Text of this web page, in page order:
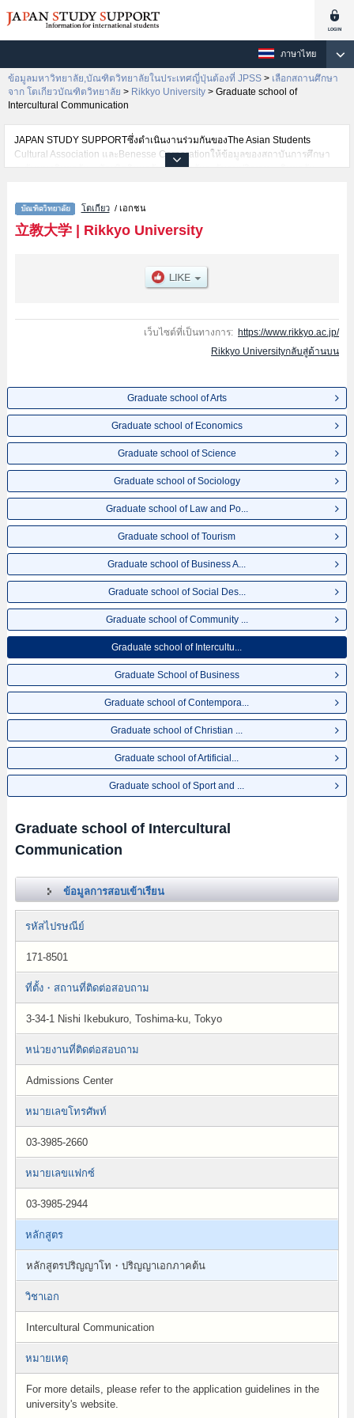
ภาษาไทย
ข้อมูลมหาวิทยาลัย,บัณฑิตวิทยาลัยในประเทศญี่ปุ่นต้องที่ JPSS > เลือกสถานศึกษา
จาก โตเกียวบัณฑิตวิทยาลัย > Rikkyo University > Graduate school of
Intercultural Communication
JAPAN STUDY SUPPORTซึ่งดำเนินงานร่วมกันของThe Asian Students
Cultural Association และBenesse Corporationให้ข้อมูลของสถาบันการศึกษา
ระดับมหาวิทยาลัย・บัณฑิตวิทยาลัย・วิทยาลัยระดับอนุปริญญา・วิทยาลัย
ชาติเช่นGraduate school of ArtsหรือGraduate school of
EconomicsหรือGraduate school of ScienceหรือGraduate school of
SociologyหรือGraduate school of Law and PoliticsหรือGraduate school of
of Social Design StudiesหรือGraduate school of Community and Human
ServicesหรือGraduate school of Intercultural CommunicationหรือGraduate
Artificial Intelligence and ScienceหรือGraduate school of Sport and
Wellness เป็นต้น,ข้อมูลของแต่ละสาขาวิจัย,ข้อมูลการสอบคัดเลือกเข้าศึกษาเช่น
จำนวนคนที่รับสมัครหรือจำนวนคนที่ผ่านการสอบคัดเลือกเป็นต้น,แนะนำสถาน
โตเกียว/ เอกชน
立教大学| Rikkyo University
เว็บไซต์ที่เป็นทางการ: https://www.rikkyo.ac.jp/
Rikkyo Universityกลับสู่ด้านบน
Graduate school of Arts
Graduate school of Economics
Graduate school of Science
Graduate school of Sociology
Graduate school of Law and Po...
Graduate school of Tourism
Graduate school of Business A...
Graduate school of Social Des...
Graduate school of Community ...
Graduate school of Intercultu...
Graduate School of Business
Graduate school of Contempora...
Graduate school of Christian ...
Graduate school of Artificial...
Graduate school of Sport and ...
Graduate school of Intercultural
Communication
ข้อมูลการสอบเข้าเรียน
รหัสไปรษณีย์
171-8501
ที่ตั้ง・สถานที่ติดต่อสอบถาม
3-34-1 Nishi Ikebukuro, Toshima-ku, Tokyo
หน่วยงานที่ติดต่อสอบถาม
Admissions Center
หมายเลขโทรศัพท์
03-3985-2660
หมายเลขแฟกซ์
03-3985-2944
หลักสูตร
หลักสูตรปริญญาโท・ปริญญาเอกภาคต้น
วิชาเอก
Intercultural Communication
หมายเหตุ
For more details, please refer to the application guidelines in the
university's website.